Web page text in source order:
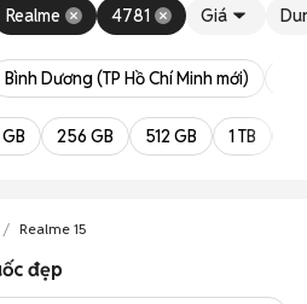
Realme 4781 Giá
Bình Dương (TP Hồ Chí Minh mới)
256 GB 512 GB 1 TB
Realme 15
đẹp